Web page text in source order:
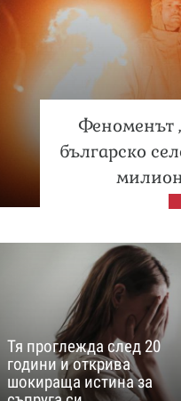
Феноменът
българско
Тя проглежда след 20
години и открива
шокираща истина за